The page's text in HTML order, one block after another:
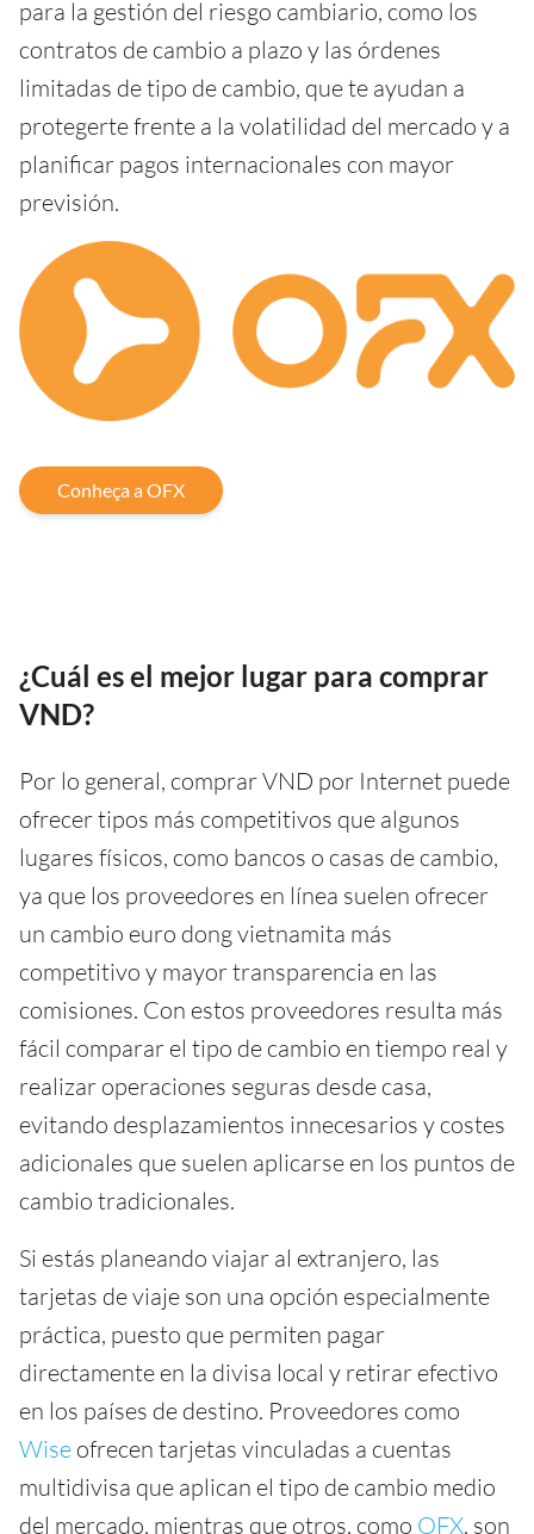
para la gestión del riesgo cambiario, como los
contratos de cambio a plazo y las órdenes
limitadas de tipo de cambio, que te ayudan a
protegerte frente a la volatilidad del mercado y a
planificar pagos internacionales con mayor
previsión.
Conheça a OFX
¿Cuál es el mejor lugar para comprar
VND?
Por lo general, comprar VND por Internet puede
ofrecer tipos más competitivos que algunos
lugares físicos, como bancos o casas de cambio,
ya que los proveedores en línea suelen ofrecer
un cambio euro dong vietnamita más
competitivo y mayor transparencia en las
comisiones. Con estos proveedores resulta más
fácil comparar el tipo de cambio en tiempo real y
realizar operaciones seguras desde casa,
evitando desplazamientos innecesarios y costes
adicionales que suelen aplicarse en los puntos de
cambio tradicionales.
Si estás planeando viajar al extranjero, las
tarjetas de viaje son una opción especialmente
práctica, puesto que permiten pagar
directamente en la divisa local y retirar efectivo
en los países de destino. Proveedores como
Wise ofrecen tarjetas vinculadas a cuentas
multidivisa que aplican el tipo de cambio medio
del mercado, mientras que otros, como OFX, son